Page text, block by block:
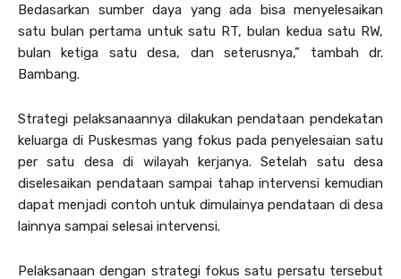
Bedasarkan sumber daya yang ada bisa menyelesaikan
satu bulan pertama untuk satu RT, bulan kedua satu RW,
bulan ketiga satu desa, dan seterusnya,” tambah dr.
Bambang.
Strategi pelaksanaannya dilakukan pendataan pendekatan
keluarga di Puskesmas yang fokus pada penyelesaian satu
per satu desa di wilayah kerjanya. Setelah satu desa
diselesaikan pendataan sampai tahap intervensi kemudian
dapat menjadi contoh untuk dimulainya pendataan di desa
lainnya sampai selesai intervensi.
Pelaksanaan dengan strategi fokus satu persatu tersebut